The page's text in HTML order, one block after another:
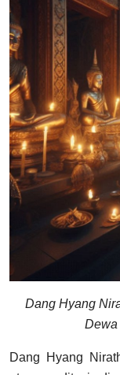
Dang Hyang
Dewa
Dang Hyang